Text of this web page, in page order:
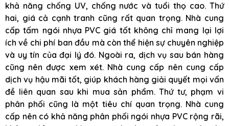
khả năng chống UV, chống nước và tuổi thọ cao. Thứ
hai, giá cả cạnh tranh cũng rất quan trọng. Nhà cung
cấp tấm ngói nhựa PVC giá tốt không chỉ mang lại lợi
ích về chi phí ban đầu mà còn thể hiện sự chuyên nghiệp
và uy tín của đại lý đó. Ngoài ra, dịch vụ sau bán hàng
cũng nên được xem xét. Nhà cung cấp nên cung cấp
dịch vụ hậu mãi tốt, giúp khách hàng giải quyết mọi vấn
đề liên quan sau khi mua sản phẩm. Thứ tư, phạm vi
phân phối cũng là một tiêu chí quan trọng. Nhà cung
cấp nên có khả năng phân phối ngói nhựa PVC rộng rãi,